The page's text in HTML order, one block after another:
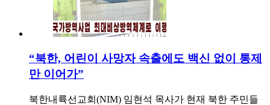
“북한, 어린이 사망자 속출에도 백신 없이 통제
만 이어가”
북한내륙선교회(NIM) 임현석 목사가 현재 북한 주민들